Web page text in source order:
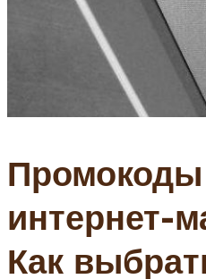
интернет-
Как